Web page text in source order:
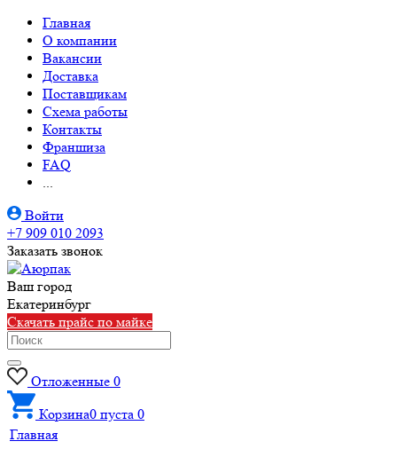
Главная
О компании
Вакансии
Доставка
Поставщикам
Схема работы
Контакты
Франшиза
FAQ
...
Войти
+7 909 010 2093
Заказать звонок
Ваш город
Екатеринбург
Скачать прайс по майке
Отложенные 0
Корзина0 пуста 0
Главная